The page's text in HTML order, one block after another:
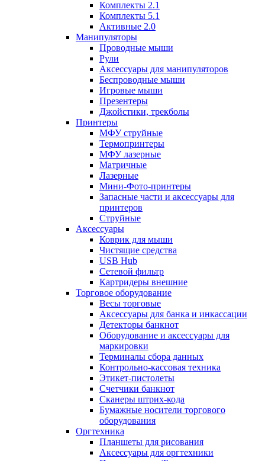
Комплекты 2.1
Комплекты 5.1
Активные 2.0
Манипуляторы
Проводные мыши
Рули
Аксессуары для манипуляторов
Беспроводные мыши
Игровые мыши
Презентеры
Джойстики, трекболы
Принтеры
МФУ струйные
Термопринтеры
МФУ лазерные
Матричные
Лазерные
Мини-Фото-принтеры
Запасные части и аксессуары для
принтеров
Струйные
Аксессуары
Коврик для мыши
Чистящие средства
USB Hub
Сетевой фильтр
Картридеры внешние
Торговое оборудование
Весы торговые
Аксессуары для банка и инкассации
Детекторы банкнот
Оборудование и аксессуары для
маркировки
Терминалы сбора данных
Контрольно-кассовая техника
Этикет-пистолеты
Счетчики банкнот
Сканеры штрих-кода
Бумажные носители торгового
оборудования
Оргтехника
Планшеты для рисования
Аксессуары для оргтехники